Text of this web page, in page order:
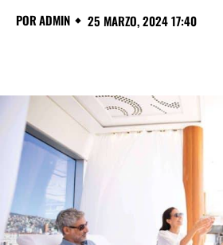
PORADMIN 25 MARZO, 2024 17:40